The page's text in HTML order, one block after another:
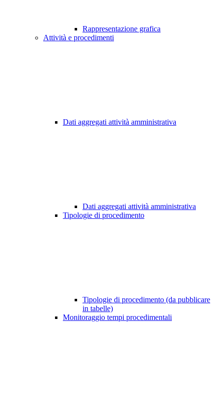
Rappresentazione grafica
Attività e procedimenti
Dati aggregati attività amministrativa
Dati aggregati attività amministrativa
Tipologie di procedimento
Tipologie di procedimento (da pubblicare
in tabelle)
Monitoraggio tempi procedimentali